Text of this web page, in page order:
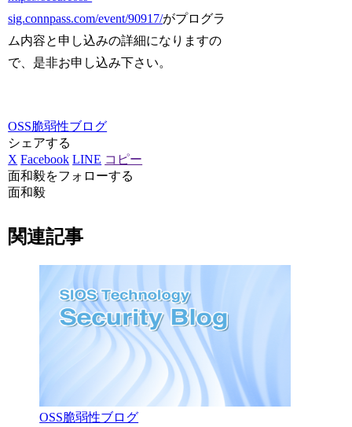
sig.connpass.com/event/90917/がプログラ
ム内容と申し込みの詳細になりますの
で、是非お申し込み下さい。
OSS脆弱性ブログ
シェアする
X Facebook LINE コピー
面和毅をフォローする
面和毅
関連記事
OSS脆弱性ブログ